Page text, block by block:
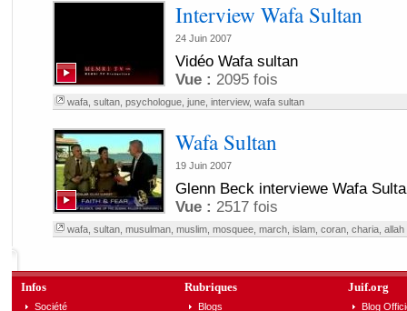
Interview Wafa Sultan
24 Juin 2007
Vidéo Wafa sultan
Vue : 2095 fois
wafa, sultan, psychologue, june, interview, wafa sultan
Wafa Sultan
19 Juin 2007
Glenn Beck interviewe Wafa
Vue : 2517 fois
wafa, sultan, musulman, muslim, mosquee, march, islam, coran, charia, allah
Infos
Société
Rubriques
Blogs
Juif.org
Blog